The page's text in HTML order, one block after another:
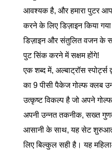
आवश्यक है, और हमारा पुटर
करने के लिए डिज़ाइन किया
डिज़ाइन और संतुलित वजन के
पुट सिंक करने में सक्षम होंगे!
एक शब्द में, अल्बाट्रॉस स्पोर्ट्स
का 9 पीसी पैकेज गोल्फ क्लब
उत्कृष्ट विकल्प है जो अपने
अपनी उन्नत तकनीक, सख्त
आसानी के साथ, यह सेट
लिए बिल्कुल सही है। यह